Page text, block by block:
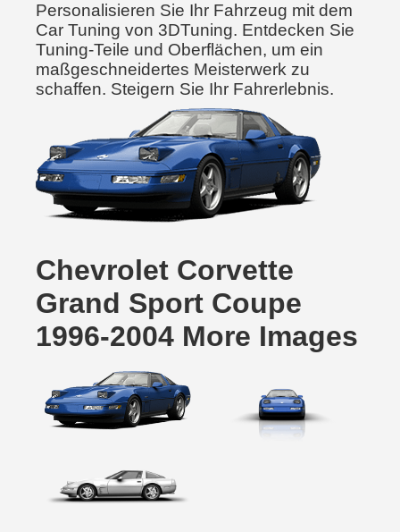
Personalisieren Sie Ihr Fahrzeug mit dem
Car Tuning von 3DTuning. Entdecken Sie
Tuning-Teile und Oberflächen, um ein
maßgeschneidertes Meisterwerk zu
schaffen. Steigern Sie Ihr Fahrerlebnis.
Chevrolet Corvette
Grand Sport Coupe
1996-2004 More Images